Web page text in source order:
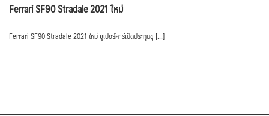
Ferrari SF90 Stradale 2021 ใหม่
Ferrari SF90 Stradale 2021 ใหม่ ซูเปอร์คาร์เปิดประทุนขุ […]